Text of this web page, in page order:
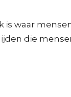
is waar
die